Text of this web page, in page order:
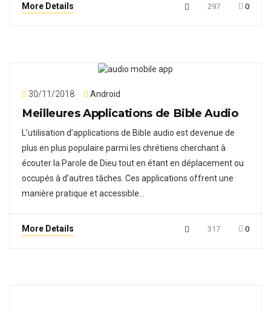
More Details 297 0
30/11/2018 Android
Meilleures Applications de Bible Audio
L’utilisation d’applications de Bible audio est devenue de
plus en plus populaire parmi les chrétiens cherchant à
écouter la Parole de Dieu tout en étant en déplacement ou
occupés à d’autres tâches. Ces applications offrent une
manière pratique et accessible…
More Details 317 0